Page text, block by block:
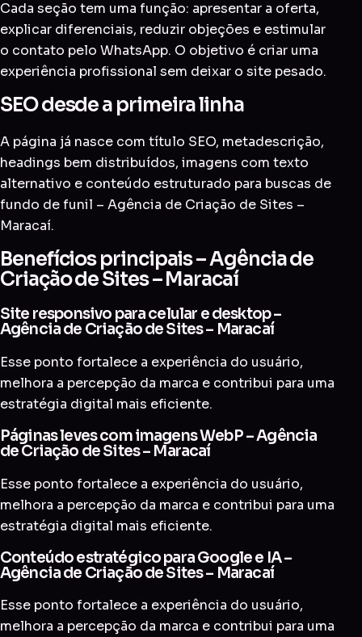
Cada seção tem uma função: apresentar a oferta,
explicar diferenciais, reduzir objeções e estimular
o contato pelo WhatsApp. O objetivo é criar uma
experiência profissional sem deixar o site pesado.
SEO desde a primeira linha
A página já nasce com título SEO, metadescrição,
headings bem distribuídos, imagens com texto
alternativo e conteúdo estruturado para buscas de
fundo de funil – Agência de Criação de Sites –
Maracaí.
Benefícios principais – Agência de
Criação de Sites – Maracaí
Site responsivo para celular e desktop –
Agência de Criação de Sites – Maracaí
Esse ponto fortalece a experiência do usuário,
melhora a percepção da marca e contribui para uma
estratégia digital mais eficiente.
Páginas leves com imagens WebP – Agência
de Criação de Sites – Maracaí
Esse ponto fortalece a experiência do usuário,
melhora a percepção da marca e contribui para uma
estratégia digital mais eficiente.
Conteúdo estratégico para Google e IA –
Agência de Criação de Sites – Maracaí
Esse ponto fortalece a experiência do usuário,
melhora a percepção da marca e contribui para uma